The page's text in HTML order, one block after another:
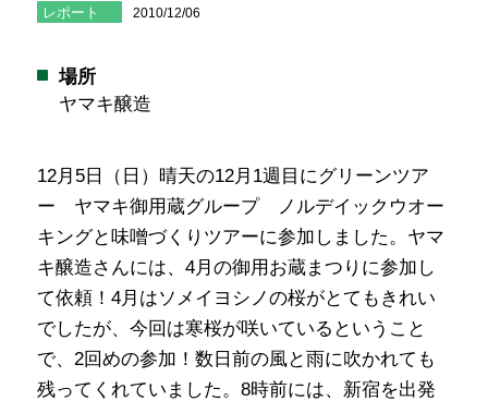
レポート 2010/12/06
場所
ヤマキ醸造
12月5日（日）晴天の12月1週目にグリーンツア
ー ヤマキ御用蔵グループ ノルデイックウオー
キングと味噌づくりツアーに参加しました。ヤマ
キ醸造さんには、4月の御用お蔵まつりに参加し
て依頼！4月はソメイヨシノの桜がとてもきれい
でしたが、今回は寒桜が咲いているということ
で、2回めの参加！数日前の風と雨に吹かれても
残ってくれていました。8時前には、新宿を出発